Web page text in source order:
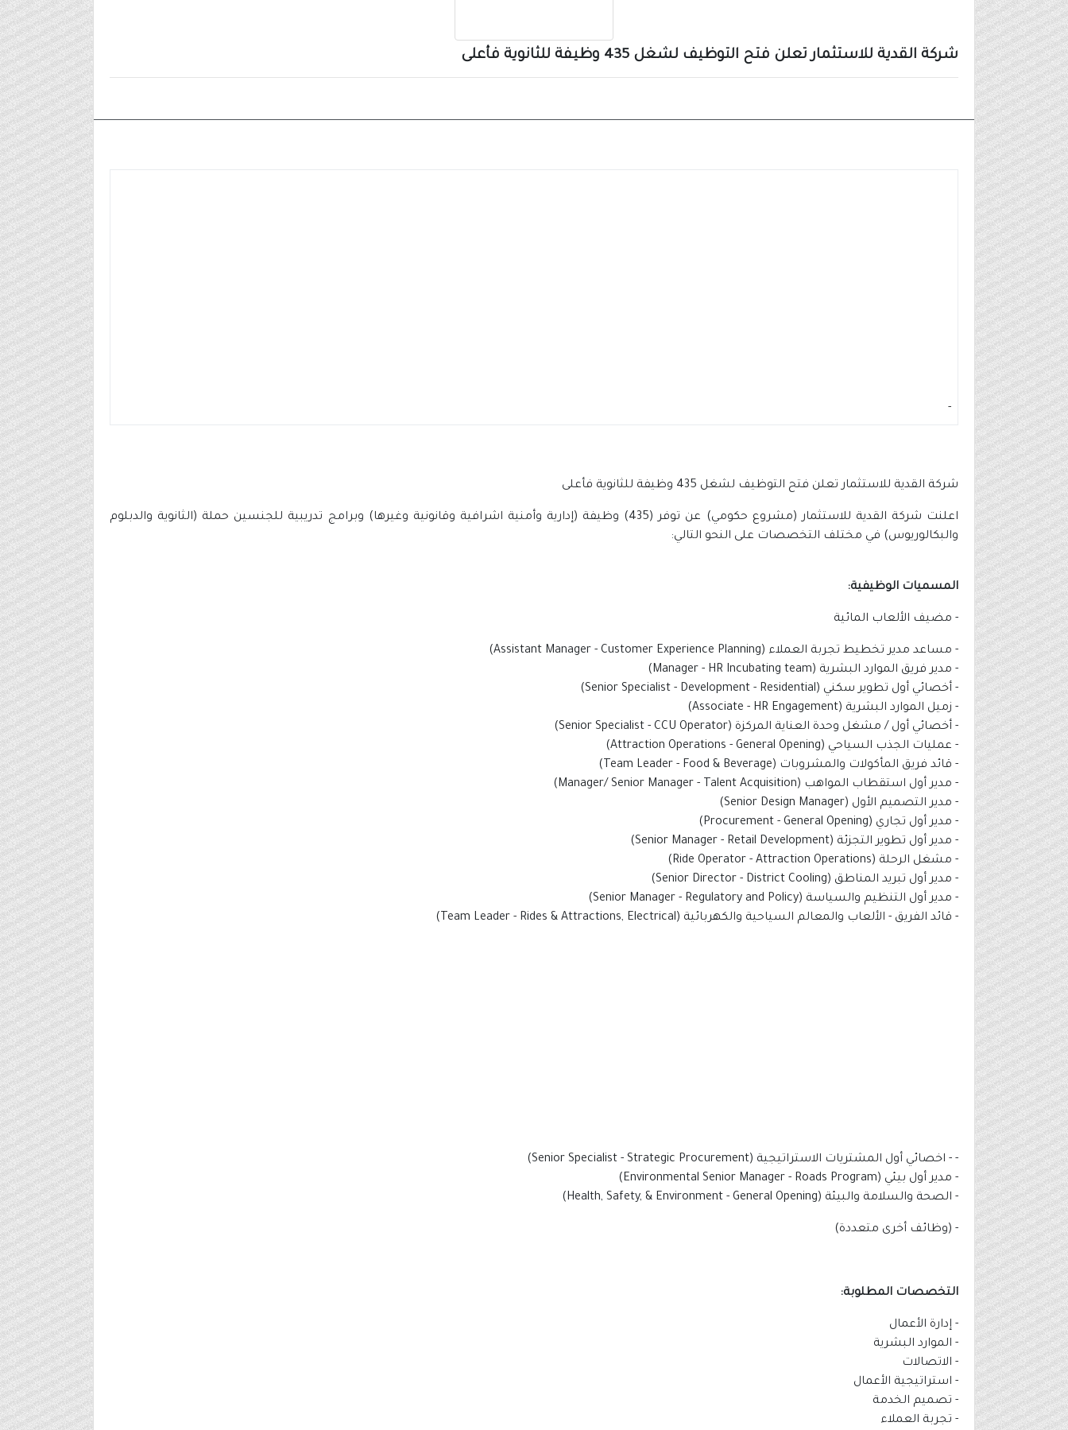
شركة القدية للاستثمار تعلن فتح التوظيف لشغل 435 وظيفة للثانوية فأعلى
-
شركة القدية للاستثمار تعلن فتح التوظيف لشغل 435 وظيفة للثانوية فأعلى
اعلنت شركة القدية للاستثمار (مشروع حكومي) عن توفر (435) وظيفة (إدارية وأمنية اشرافية وقانونية وغيرها) وبرامج تدريبية للجنسين حملة (الثانوية والدبلوم
والبكالوريوس) في مختلف التخصصات على النحو التالي:
المسميات الوظيفية:
- مضيف الألعاب المائية
- مساعد مدير تخطيط تجربة العملاء (Assistant Manager - Customer Experience Planning)
- مدير فريق الموارد البشرية (Manager - HR Incubating team)
- أخصائي أول تطوير سكني (Senior Specialist - Development - Residential)
- زميل الموارد البشرية (Associate - HR Engagement)
- أخصائي أول / مشغل وحدة العناية المركزة (Senior Specialist - CCU Operator)
- عمليات الجذب السياحي (Attraction Operations - General Opening)
- قائد فريق المأكولات والمشروبات (Team Leader - Food & Beverage)
- مدير أول استقطاب المواهب (Manager/ Senior Manager - Talent Acquisition)
- مدير التصميم الأول (Senior Design Manager)
- مدير أول تجاري (Procurement - General Opening)
- مدير أول تطوير التجزئة (Senior Manager - Retail Development)
- مشغل الرحلة (Ride Operator - Attraction Operations)
- مدير أول تبريد المناطق (Senior Director - District Cooling)
- مدير أول التنظيم والسياسة (Senior Manager - Regulatory and Policy)
- قائد الفريق - الألعاب والمعالم السياحية والكهربائية (Team Leader - Rides & Attractions, Electrical)
- - اخصائي أول المشتريات الاستراتيجية (Senior Specialist - Strategic Procurement)
- مدير أول بيئي (Environmental Senior Manager - Roads Program)
- الصحة والسلامة والبيئة (Health, Safety, & Environment - General Opening)
- (وظائف أخرى متعددة)
التخصصات المطلوبة:
- إدارة الأعمال
- الموارد البشرية
- الاتصالات
- استراتيجية الأعمال
- تصميم الخدمة
- تجربة العملاء